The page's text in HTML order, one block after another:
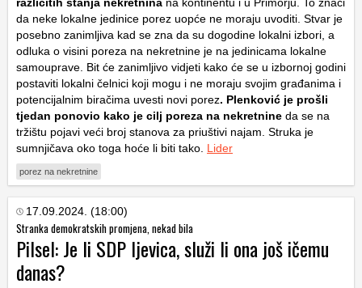
da neke lokalne jedinice porez uopće ne moraju uvoditi. Stvar je
posebno zanimljiva kad se zna da su dogodine lokalni izbori, a
odluka o visini poreza na nekretnine je na jedinicama lokalne
samouprave. Bit će zanimljivo vidjeti kako će se u izbornoj godini
postaviti lokalni čelnici koji mogu i ne moraju svojim građanima i
potencijalnim biračima uvesti novi porez. Plenković je prošli
tjedan ponovio kako je cilj poreza na nekretnine da se na
tržištu pojavi veći broj stanova za priuštivi najam. Struka je
sumnjičava oko toga hoće li biti tako. Lider
porez na nekretnine
17.09.2024. (18:00)
Stranka demokratskih promjena, nekad bila
Pilsel: Je li SDP ljevica, služi li ona još ičemu
danas?